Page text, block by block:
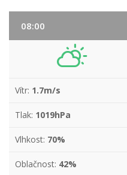
08:00
Vítr: 1.7m/s
Tlak: 1019hPa
Vlhkost: 70%
Oblačnost: 42%